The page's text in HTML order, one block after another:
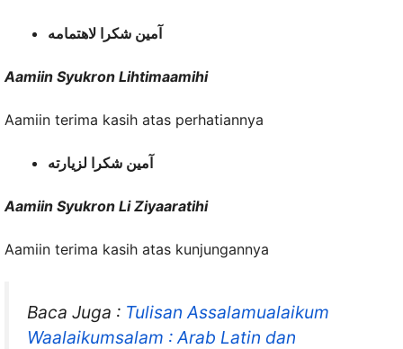
آمين شكرا لاهتمامه
Aamiin Syukron Lihtimaamihi
Aamiin terima kasih atas perhatiannya
آمين شكرا لزيارته
Aamiin Syukron Li Ziyaaratihi
Aamiin terima kasih atas kunjungannya
Baca Juga : Tulisan Assalamualaikum
Waalaikumsalam : Arab Latin dan